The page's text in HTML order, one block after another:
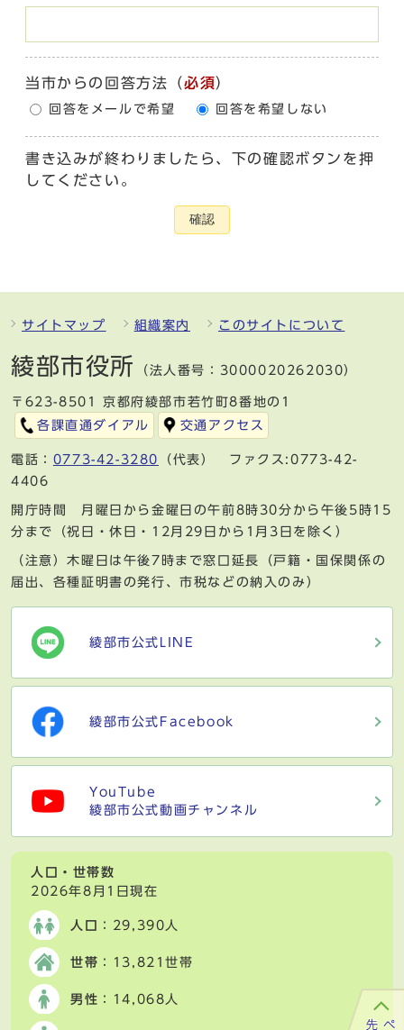
当市からの回答方法 （必須）
回答をメールで希望 回答を希望しない
書き込みが終わりましたら、下の確認ボタンを押
してください。
確認
サイトマップ 組織案内 このサイトについて
綾部市役所 （法人番号：3000020262030）
〒623-8501 京都府綾部市若竹町8番地の1
各課直通ダイアル
交通アクセス
電話： 0773-42-3280
（代表） ファクス:0773-42-
4406
開庁時間 月曜日から金曜日の午前8時30分から午後5時15
分まで（祝日・休日・12月29日から1月3日を除く）
（注意）木曜日は午後7時まで窓口延長（戸籍・国保関係の
届出、各種証明書の発行、市税などの納入のみ）
綾部市公式LINE
綾部市公式Facebook
YouTube
綾部市公式動画チャンネル
人口・世帯数
2026年8月1日現在
人口 ：29,390人
世帯 ：13,821世帯
男性 ：14,068人